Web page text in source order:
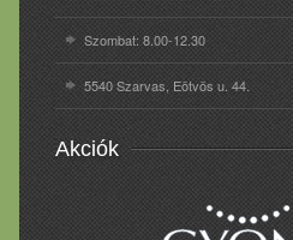
Szombat: 8.00-12.30
5540 Szarvas, Eötvös u. 44.
Akciók